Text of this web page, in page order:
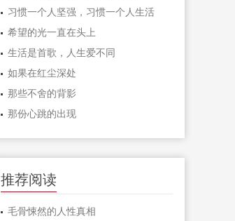
习惯一个人坚强，习惯一个人生活
希望的光一直在头上
生活是首歌，人生爱不同
如果在红尘深处
那些不舍的背影
那份心跳的出现
推荐阅读
毛骨悚然的人性真相